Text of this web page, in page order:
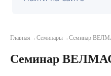
Главная →Семинары→Семинар
Семинар